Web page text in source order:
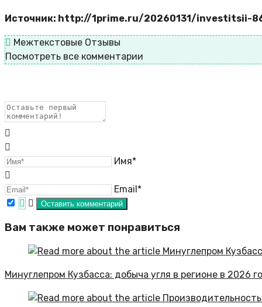
Источник: http://1prime.ru/20260131/investitsii-
Межтекстовые Отзывы
Посмотреть все комментарии
Имя*
Email*
Вам также может понравиться
Минуглепром Кузбасса: добыча угля в регионе в 2026